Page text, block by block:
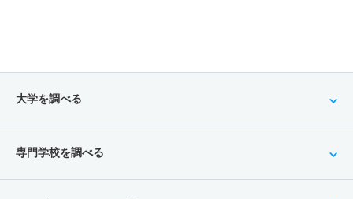
大学を調べる
専門学校を調べる